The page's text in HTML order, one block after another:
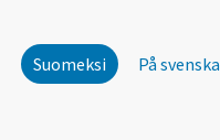
Suomeksi På svenska